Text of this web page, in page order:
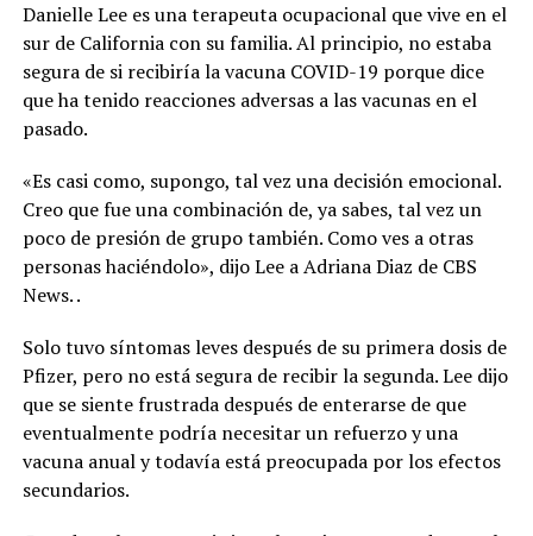
Danielle Lee es una terapeuta ocupacional que vive en el
sur de California con su familia. Al principio, no estaba
segura de si recibiría la vacuna COVID-19 porque dice
que ha tenido reacciones adversas a las vacunas en el
pasado.
«Es casi como, supongo, tal vez una decisión emocional.
Creo que fue una combinación de, ya sabes, tal vez un
poco de presión de grupo también. Como ves a otras
personas haciéndolo», dijo Lee a Adriana Diaz de CBS
News. .
Solo tuvo síntomas leves después de su primera dosis de
Pfizer, pero no está segura de recibir la segunda. Lee dijo
que se siente frustrada después de enterarse de que
eventualmente podría necesitar un refuerzo y una
vacuna anual y todavía está preocupada por los efectos
secundarios.